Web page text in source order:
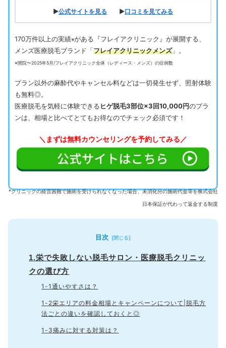
▶公式サイトを見る ▶口コミを見てみる
170万件以上の実績※がある『フレイアクリニック』が展開する、
メンズ医療脱毛ブランド「フレイアクリニックメンズ」。
※開院〜2025年5月/フレイアクリニック全体（レディース・メンズ）の症例数
プラン以外の麻酔代やキャンセル料などは一切発生せず、照射体験
も無料◎。
医療脱毛を気軽に体験できるヒゲ脱毛3部位×3回10,000円のプラ
ンは、相場と比べてとてもお得なのでチェック必須です！
＼まずは無料カウンセリングを予約してみる／
*クリニックの経営困難で施術を受けられなくなった場合、未消化分の施術代金等を株式会社
日本保証が代わって返金する制度
目次
1.栄で失敗しない脱毛サロン・医療脱毛クリニッ
クの選び方
1-1通いやすさは？
1-2栄エリアの料金相場とキャンペーンについて|脱毛方
法ごとの違いを確認しておくと◎
1-3痛みに対する対策は？